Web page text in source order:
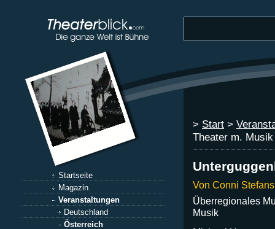
Startseite
Magazin
Veranstaltungen
Deutschland
Österreich
> Start >
Theater m.
Von Conni
Überregionales
Musik